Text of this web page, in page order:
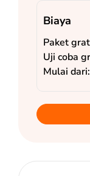
Biaya
Paket
Uji coba
Mulai dari: